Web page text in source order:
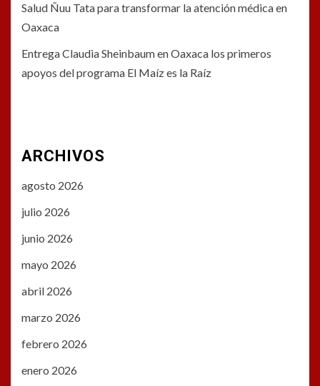
Salud Ñuu Tata para transformar la atención médica en
Oaxaca
Entrega Claudia Sheinbaum en Oaxaca los primeros
apoyos del programa El Maíz es la Raíz
ARCHIVOS
agosto 2026
julio 2026
junio 2026
mayo 2026
abril 2026
marzo 2026
febrero 2026
enero 2026